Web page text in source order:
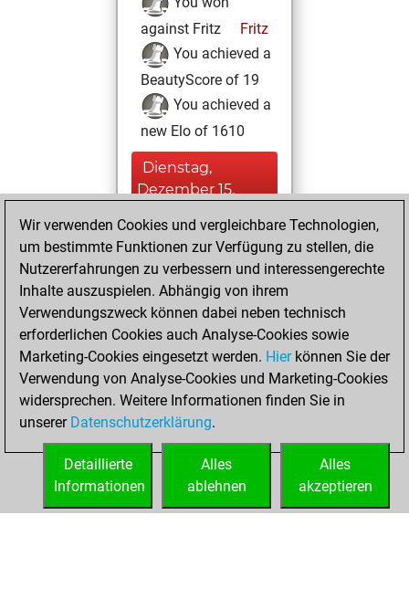
against Fritz
Fritz
You achieved a
BeautyScore of 19
You achieved a
new Elo of 1610
Dienstag,
Dezember 15,
You played 1
bullet games
Play
You scored +0
=0 -1 in bullet
Mittwoch,
Dezember 2, 2020
You created
your Fritz account
Wir verwenden Cookies und vergleichbare Technologien,
um bestimmte Funktionen zur Verfügung zu stellen, die
Nutzererfahrungen zu verbessern und interessengerechte
Inhalte auszuspielen. Abhängig von ihrem
Verwendungszweck können dabei neben technisch
erforderlichen Cookies auch Analyse-Cookies sowie
Marketing-Cookies eingesetzt werden. Hierkönnen Sie der
Verwendung von Analyse-Cookies und Marketing-Cookies
widersprechen. Weitere Informationen finden Sie in
unserer Datenschutzerklärung.
Alles
akzeptieren
Alles
ablehnen
Detaillierte
Informationen